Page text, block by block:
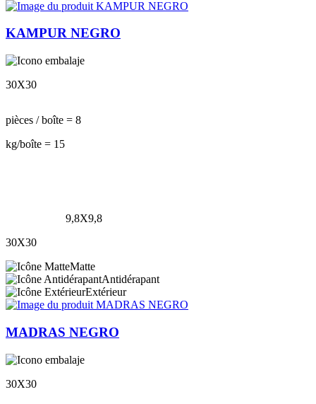
KAMPUR NEGRO
30X30
pièces / boîte = 8
kg/boîte = 15
9,8X9,8
30X30
Matte
Antidérapant
Extérieur
MADRAS NEGRO
30X30